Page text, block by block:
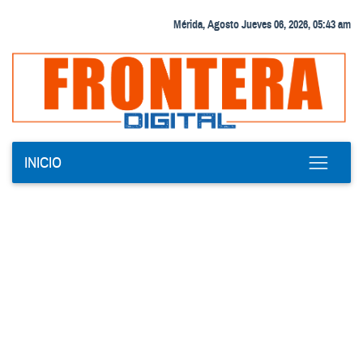
Mérida, Agosto Jueves 06, 2026, 05:43 am
INICIO